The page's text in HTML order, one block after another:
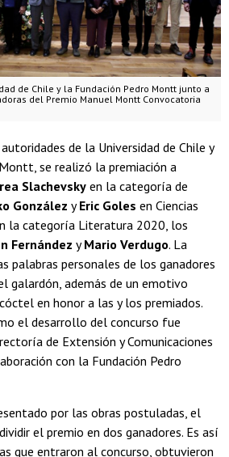
de Chile y la Fundación Pedro Montt junto a
del Premio Manuel Montt Convocatoria
de la Universidad de Chile y
se realizó la premiación a
Slachevsky en la categoría de
González yEric Goles en Ciencias
la categoría Literatura 2020, los
Fernández yMario Verdugo. La
palabras personales de los ganadores
galardón, además de un emotivo
en honor a las y los premiados.
el desarrollo del concurso fue
de Extensión y Comunicaciones
con la Fundación Pedro
por las obras postuladas, el
el premio en dos ganadores. Es así
que entraron al concurso, obtuvieron